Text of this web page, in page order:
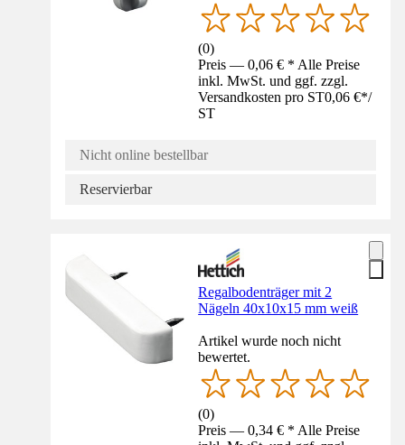
(0)
Preis — 0,06 € * Alle Preise
inkl. MwSt. und ggf. zzgl.
Versandkosten pro ST0,06 €*/
ST
Nicht online bestellbar
Reservierbar
Regalbodenträger mit 2
Nägeln 40x10x15 mm weiß
Artikel wurde noch nicht
bewertet.
(0)
Preis — 0,34 € * Alle Preise